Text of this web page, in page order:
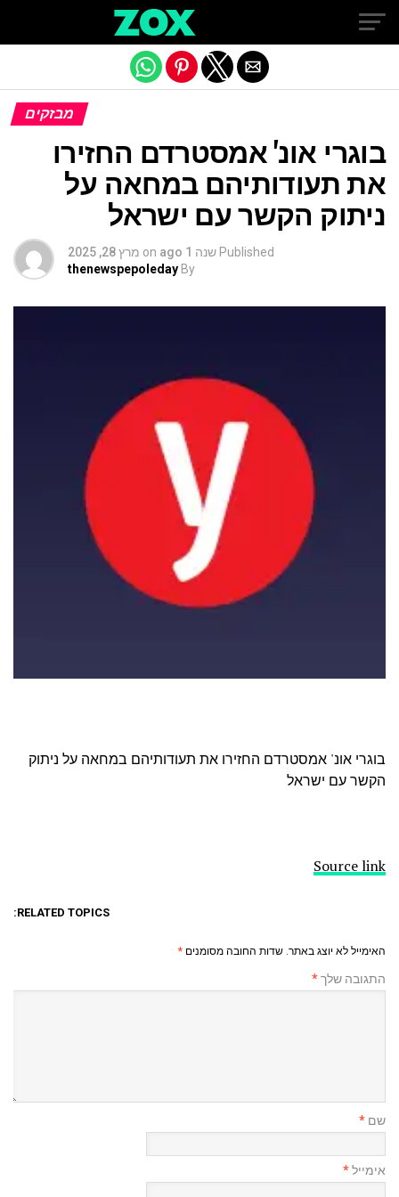
מבזקים
בוגרי אונ' אמסטרדם החזירו
את תעודותיהם במחאה על
ניתוק הקשר עם ישראל
Published שנה 1 ago on מרץ 28, 2025
By
thenewspepoleday
בוגרי אונ' אמסטרדם החזירו את תעודותיהם במחאה על ניתוק
הקשר עם ישראל
Source link
RELATED TOPICS:
האימייל לא יוצג באתר. שדות החובה מסומנים *
התגובה שלך*
שם *
אימייל*
Exit mobile version